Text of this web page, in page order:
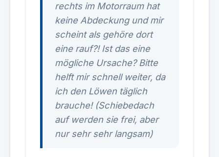
rechts im Motorraum hat
keine Abdeckung und mir
scheint als gehöre dort
eine rauf?! Ist das eine
mögliche Ursache? Bitte
helft mir schnell weiter, da
ich den Löwen täglich
brauche! (Schiebedach
auf werden sie frei, aber
nur sehr sehr langsam)